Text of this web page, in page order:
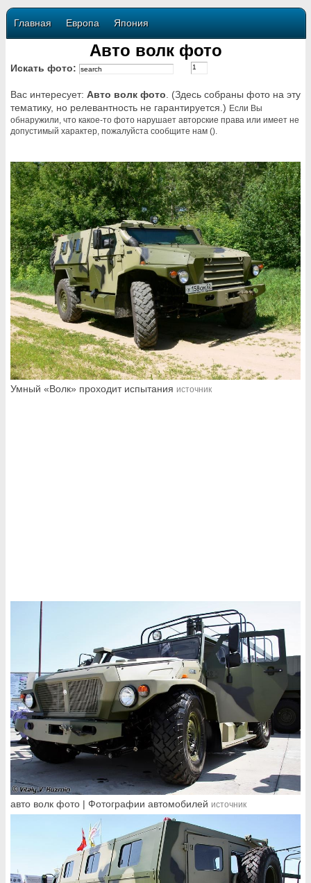
Главная Европа Япония
Авто волк фото
Искать фото:
Вас интересует: Авто волк фото . (Здесь собраны фото на эту
тематику, но релевантность не гарантируется.) Если Вы
обнаружили, что какое-то фото нарушает авторские права или имеет не
допустимый характер, пожалуйста сообщите нам ().
Умный «Волк» проходит испытания источник
авто волк фото | Фотографии автомобилей источник